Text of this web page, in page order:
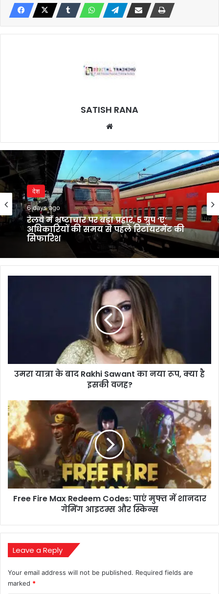
SATISH RANA
देश
6 days ago
रेलवे में भ्रष्टाचार पर बड़ा प्रहार, 5 ग्रुप ‘ए’
अधिकारियों की समय से पहले रिटायरमेंट की
सिफारिश
रूप,
क्या
वजह?
उमरा यात्रा के बाद Rakhi Sawant का नया रूप, क्या है
इसकी वजह?
Free
Fire
Max
Redeem
Codes:
पाएं
मुफ्त
में
शानदार
गेमिंग
Free Fire Max Redeem Codes: पाएं मुफ्त में शानदार
गेमिंग आइटम्स और स्किन्स
Leave a Reply
Your email address will not be published. Required fields are
marked *